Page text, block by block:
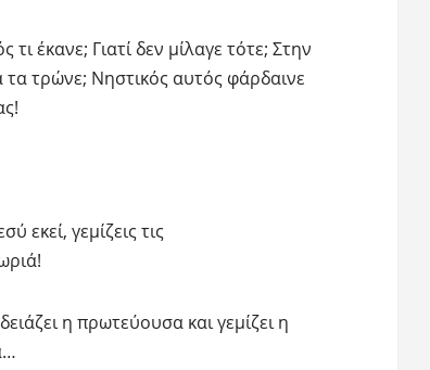
έκανε; Γιατί δεν μίλαγε τότε; Στην
τρώνε; Νηστικός αυτός φάρδαινε
εκεί, γεμίζεις τις
η πρωτεύουσα και γεμίζει η